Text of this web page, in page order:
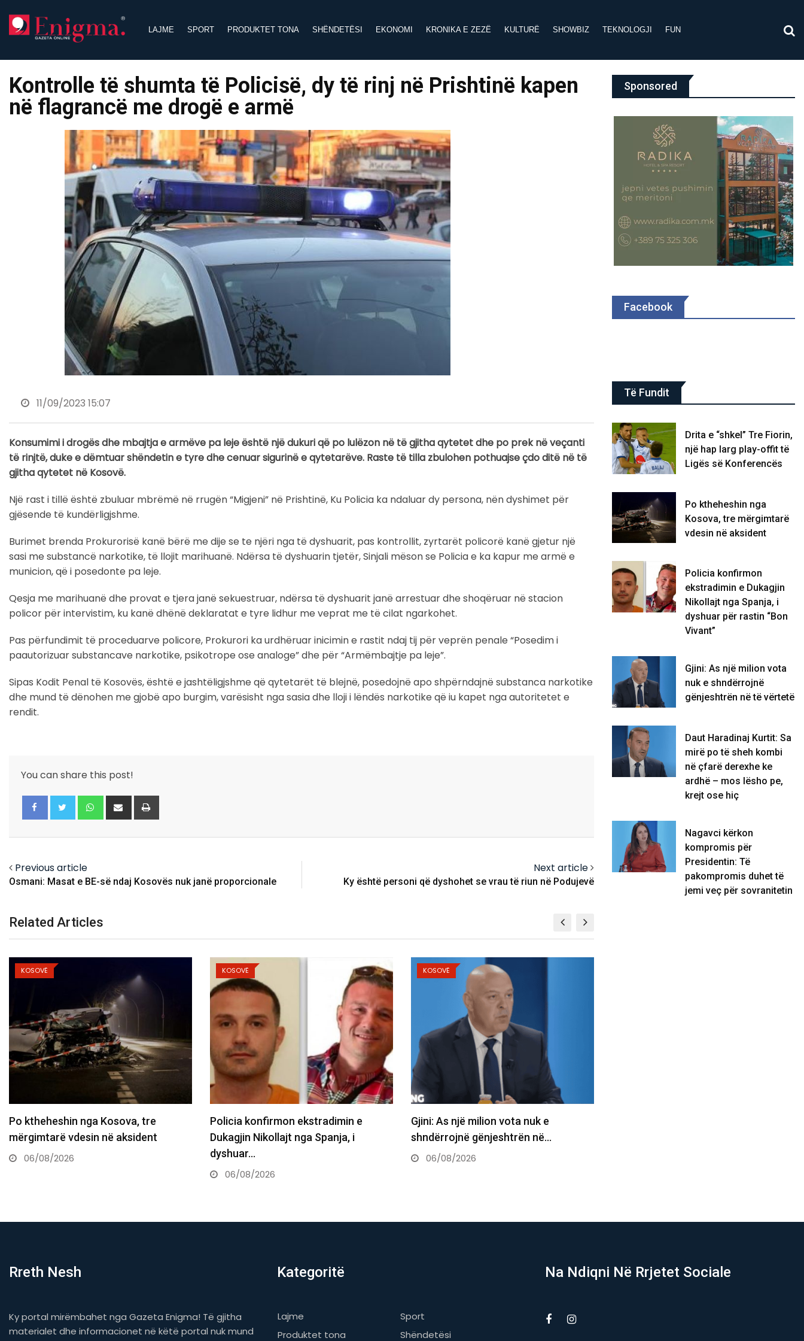
content
LAJME SPORT PRODUKTET TONA SHËNDETËSI EKONOMI KRONIKA E ZEZË KULTURË SHOWBIZ TEKNOLOGJI FUN
Kontrolle të shumta të Policisë, dy të rinj në Prishtinë kapen
në flagrancë me drogë e armë
11/09/2023 15:07
Konsumimi i drogës dhe mbajtja e armëve pa leje është një dukuri që po lulëzon në të gjitha qytetet dhe po prek në veçanti
të rinjtë, duke e dëmtuar shëndetin e tyre dhe cenuar sigurinë e qytetarëve. Raste të tilla zbulohen pothuajse çdo ditë në të
gjitha qytetet në Kosovë.
Një rast i tillë është zbuluar mbrëmë në rrugën “Migjeni” në Prishtinë, Ku Policia ka ndaluar dy persona, nën dyshimet për
gjësende të kundërligjshme.
Burimet brenda Prokurorisë kanë bërë me dije se te njëri nga të dyshuarit, pas kontrollit, zyrtarët policorë kanë gjetur një
sasi me substancë narkotike, të llojit marihuanë. Ndërsa të dyshuarin tjetër, Sinjali mëson se Policia e ka kapur me armë e
municion, që i posedonte pa leje.
Qesja me marihuanë dhe provat e tjera janë sekuestruar, ndërsa të dyshuarit janë arrestuar dhe shoqëruar në stacion
policor për intervistim, ku kanë dhënë deklaratat e tyre lidhur me veprat me të cilat ngarkohet.
Pas përfundimit të proceduarve policore, Prokurori ka urdhëruar inicimin e rastit ndaj tij për veprën penale “Posedim i
paautorizuar substancave narkotike, psikotrope ose analoge” dhe për “Armëmbajtje pa leje”.
Sipas Kodit Penal të Kosovës, është e jashtëligjshme që qytetarët të blejnë, posedojnë apo shpërndajnë substanca narkotike
dhe mund të dënohen me gjobë apo burgim, varësisht nga sasia dhe lloji i lëndës narkotike që iu kapet nga autoritetet e
rendit.
You can share this post!
Whatsapp
Share
via
Previous article
Osmani: Masat e BE-së ndaj Kosovës nuk janë proporcionale
Next article
Ky është personi që dyshohet se vrau të riun në Podujevë
Related Articles
Policia konfirmon ekstradimin e
Dukagjin Nikollajt nga Spanja, i
dyshuar…
Gjini: As një milion vota nuk e
shndërrojnë gënjeshtrën në…
KOSOVË
Nagavci kërkon kompromis për
Presidentin: Të pakompromis duhet
të jemi…
Sponsored
Facebook
Të Fundit
Drita e “shkel” Tre Fiorin,
një hap larg play-offit të
Ligës së Konferencës
Po ktheheshin nga
Kosova, tre mërgimtarë
vdesin në aksident
Policia konfirmon
ekstradimin e Dukagjin
Nikollajt nga Spanja, i
dyshuar për rastin “Bon
Vivant”
Gjini: As një milion vota
nuk e shndërrojnë
gënjeshtrën në të vërtetë
Daut Haradinaj Kurtit: Sa
mirë po të sheh kombi
në çfarë derexhe ke
ardhë – mos lësho pe,
krejt ose hiç
Nagavci kërkon
kompromis për
Presidentin: Të
pakompromis duhet të
jemi veç për sovranitetin
Rreth Nesh
Ky portal mirëmbahet nga Gazeta Enigma! Të gjitha
materialet dhe informacionet në këtë portal nuk mund
Kategoritë
Lajme
Sport
Produktet tona
Shëndetësi
Na Ndiqni Në Rrjetet Sociale